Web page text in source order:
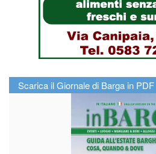
Scarica il Giornale di Barga in PDF